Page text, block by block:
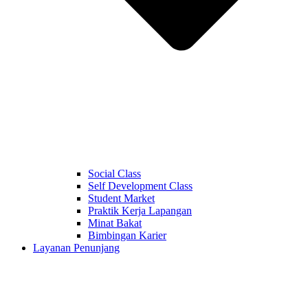
Social Class
Self Development Class
Student Market
Praktik Kerja Lapangan
Minat Bakat
Bimbingan Karier
Layanan Penunjang